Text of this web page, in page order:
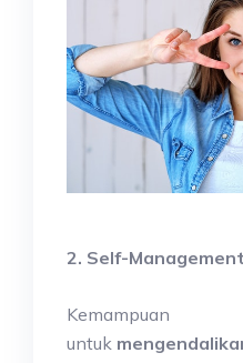
2. Self-Management
Kemampuan
untuk